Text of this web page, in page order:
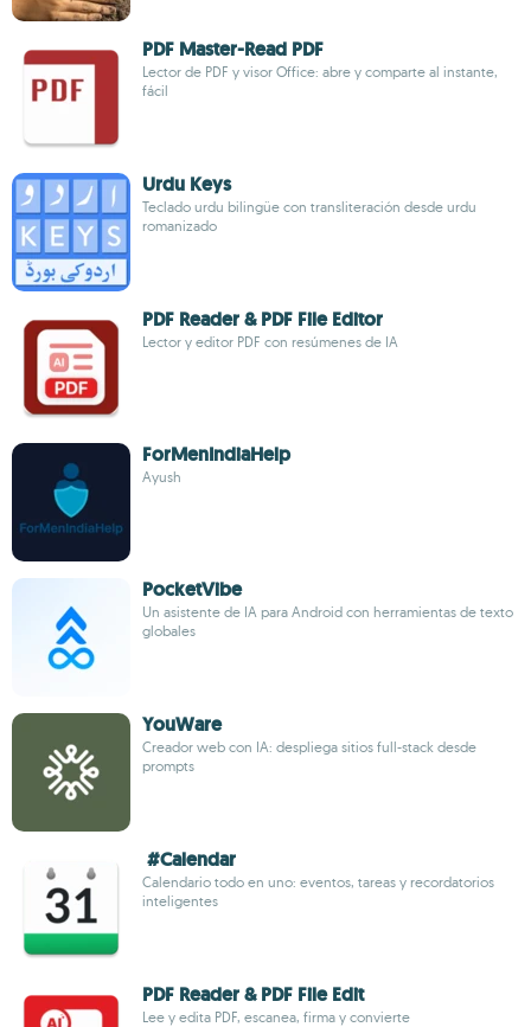
PDF Master-Read PDF
Lector de PDF y visor Office: abre y comparte al instante,
fácil
Urdu Keys
Teclado urdu bilingüe con transliteración desde urdu
romanizado
PDF Reader & PDF File Editor
Lector y editor PDF con resúmenes de IA
ForMenIndiaHelp
Ayush
PocketVibe
Un asistente de IA para Android con herramientas de texto
globales
YouWare
Creador web con IA: despliega sitios full-stack desde
prompts
#Calendar
Calendario todo en uno: eventos, tareas y recordatorios
inteligentes
PDF Reader & PDF File Edit
Lee y edita PDF, escanea, firma y convierte